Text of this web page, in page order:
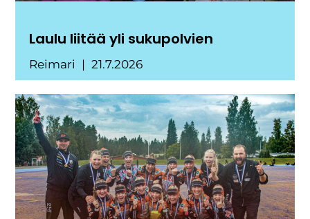
Laulu liitää yli sukupolvien
Reimari 21.7.2026